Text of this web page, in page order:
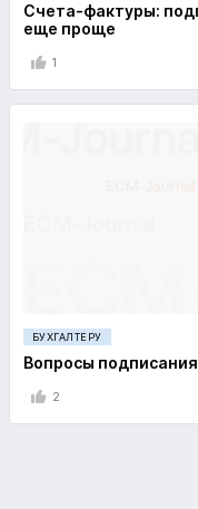
Счета-фактуры:
еще проще
1
БУХГАЛТЕРУ
Вопросы
2